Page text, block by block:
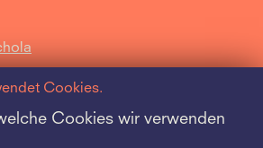
Cookies.
Cookies wir verwenden